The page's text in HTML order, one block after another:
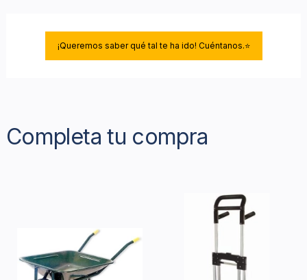
¡Queremos saber qué tal te ha ido! Cuéntanos.⭐
Completa tu compra